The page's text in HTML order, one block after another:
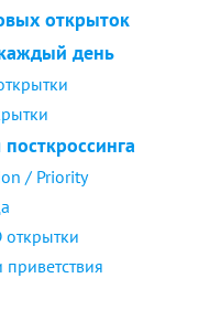
открыток
день
/ Priority